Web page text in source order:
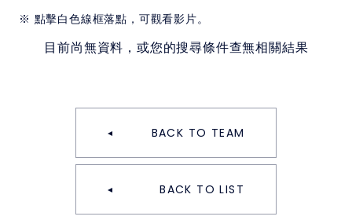
※ 點擊白色線框落點，可觀看影片。
目前尚無資料，或您的搜尋條件查無相關結果
BACK TO TEAM
BACK TO LIST